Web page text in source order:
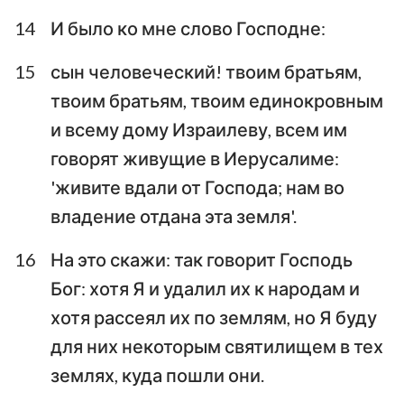
14
И было ко мне слово Господне:
15
сын человеческий! твоим братьям,
твоим братьям, твоим единокровным
и всему дому Израилеву, всем им
говорят живущие в Иерусалиме:
'живите вдали от Господа; нам во
владение отдана эта земля'.
16
На это скажи: так говорит Господь
Бог: хотя Я и удалил их к народам и
хотя рассеял их по землям, но Я буду
для них некоторым святилищем в тех
землях, куда пошли они.